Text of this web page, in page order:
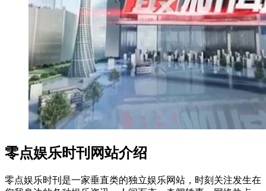
零点娱乐时刊网站介绍
零点娱乐时刊是一家垂直类的独立娱乐网站，时刻关注发生在